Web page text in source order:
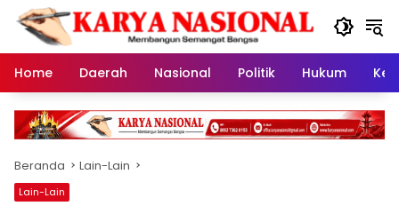
Langsung
konten
Home
Daerah Nasional Politik Hukum
Beranda Lain-Lain
Lain-Lain